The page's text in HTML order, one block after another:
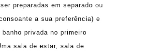
preparadas em separado ou
a sua preferência) e
banho privada no primeiro
sala de estar, sala de